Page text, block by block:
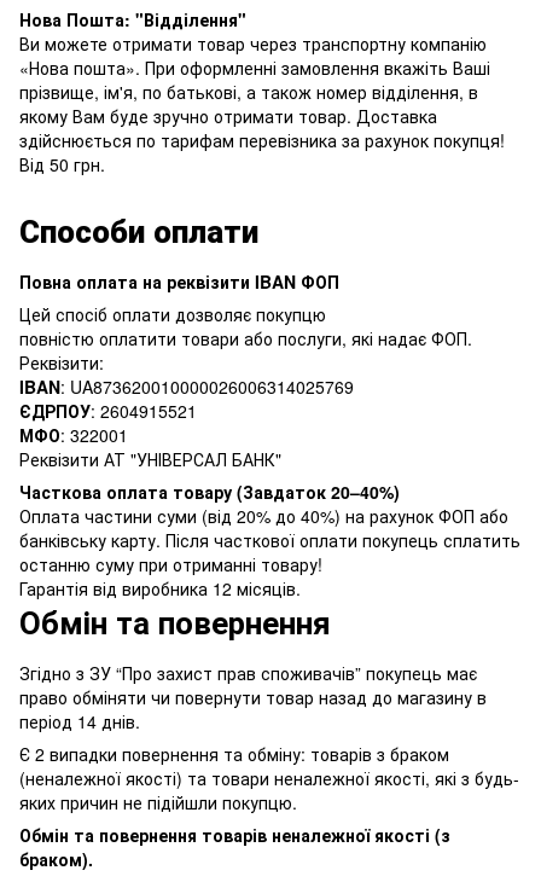
Нова Пошта: "Відділення"
Ви можете отримати товар через транспортну компанію
«Нова пошта». При оформленні замовлення вкажіть Ваші
прізвище, ім'я, по батькові, а також номер відділення, в
якому Вам буде зручно отримати товар. Доставка
здійснюється по тарифам перевізника за рахунок покупця!
Від 50 грн.
Способи оплати
Повна оплата на реквізити IBAN ФОП
Цей спосіб оплати дозволяє покупцю
повністю оплатити товари або послуги, які надає ФОП.
Реквізити:
IBAN: UA873620010000026006314025769
ЄДРПОУ: 2604915521
МФО: 322001
Реквізити АТ "УНІВЕРСАЛ БАНК"
Часткова оплата товару (Завдаток 20–40%)
Оплата частини суми (від 20% до 40%) на рахунок ФОП або
банківську карту. Після часткової оплати покупець сплатить
останню суму при отриманні товару!
Гарантія від виробника 12 місяців.
Обмін та повернення
Згідно з ЗУ “Про захист прав споживачів” покупець має
право обміняти чи повернути товар назад до магазину в
період 14 днів.
Є 2 випадки повернення та обміну: товарів з браком
(неналежної якості) та товари неналежної якості, які з будь-
яких причин не підійшли покупцю.
Обмін та повернення товарів неналежної якості (з
браком).